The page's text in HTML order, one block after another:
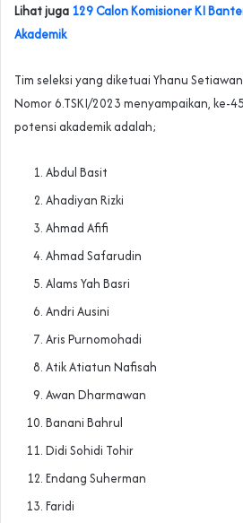
Lihat juga 129 Calon Komisioner KI
Akademik
Tim seleksi yang diketuai Yhanu
Nomor 6.TSKI/2023 menyampaikan, ke-
potensi akademik adalah;
Abdul Basit
Ahadiyan Rizki
Ahmad Afifi
Ahmad Safarudin
Alams Yah Basri
Andri Ausini
Aris Purnomohadi
Atik Atiatun Nafisah
Awan Dharmawan
Banani Bahrul
Didi Sohidi Tohir
Endang Suherman
Faridi